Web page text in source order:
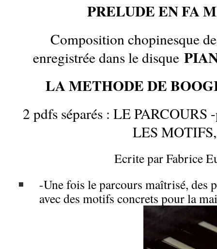
PRELUDE EN FA
Composition chopinesque
enregistrée dans le disque
LA METHODE DE
2 pdfs séparés : LE PARCOURS
LES MOTIFS,
Ecrite par Fabrice
-Une fois le parcours maîtrisé, des
avec des motifs concrets pour la